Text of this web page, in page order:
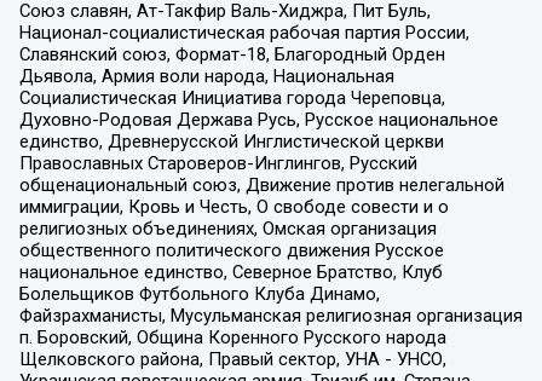
Союз славян, Ат-Такфир Валь-Хиджра, Пит Буль,
Национал-социалистическая рабочая партия России,
Славянский союз, Формат-18, Благородный Орден
Дьявола, Армия воли народа, Национальная
Социалистическая Инициатива города Череповца,
Духовно-Родовая Держава Русь, Русское национальное
единство, Древнерусской Инглистической церкви
Православных Староверов-Инглингов, Русский
общенациональный союз, Движение против нелегальной
иммиграции, Кровь и Честь, О свободе совести и о
религиозных объединениях, Омская организация
общественного политического движения Русское
национальное единство, Северное Братство, Клуб
Болельщиков Футбольного Клуба Динамо,
Файзрахманисты, Мусульманская религиозная организация
п. Боровский, Община Коренного Русского народа
Щелковского района, Правый сектор, УНА - УНСО,